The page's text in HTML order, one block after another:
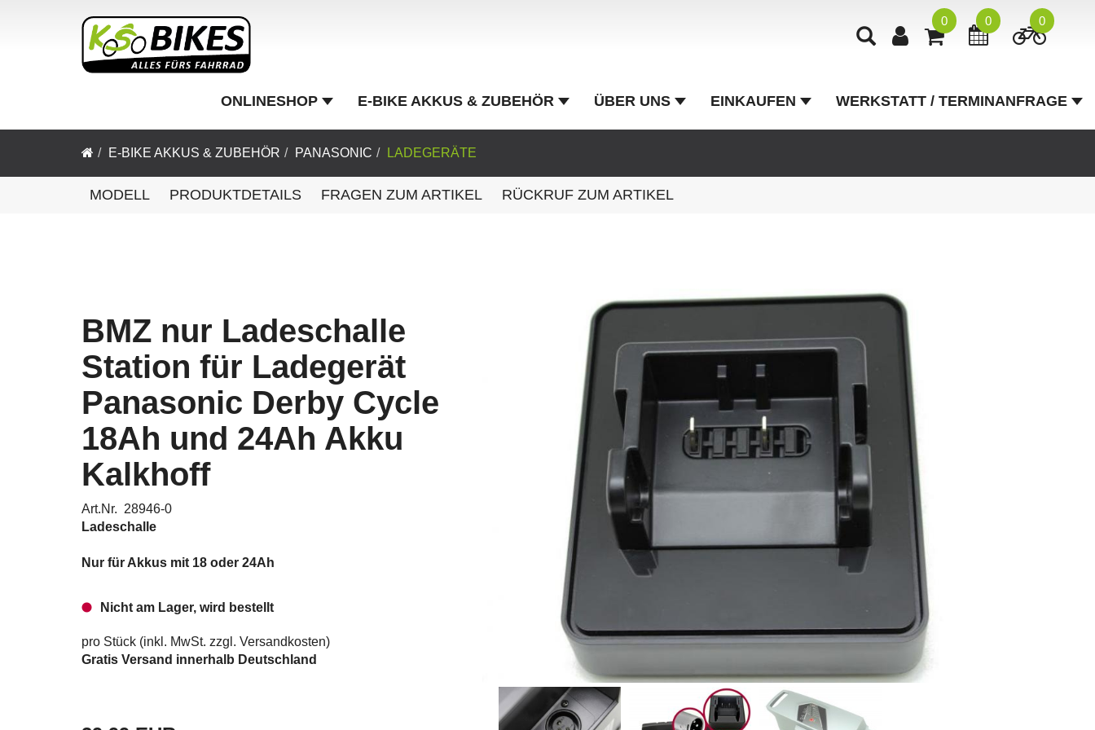
0 0 0
ONLINESHOP E-BIKE AKKUS & ZUBEHÖR ÜBER UNS EINKAUFEN WERKSTATT / TERMINANFRAGE
E-BIKE AKKUS & ZUBEHÖR PANASONIC LADEGERÄTE
MODELL PRODUKTDETAILS FRAGEN ZUM ARTIKEL RÜCKRUF ZUM ARTIKEL
BMZ nur Ladeschalle
Station für Ladegerät
Panasonic Derby Cycle
18Ah und 24Ah Akku
Kalkhoff
Art.Nr. 28946-0
Ladeschalle
Nur für Akkus mit 18 oder 24Ah
Nicht am Lager, wird bestellt
pro Stück (inkl. MwSt. zzgl. Versandkosten)
Gratis Versand innerhalb Deutschland